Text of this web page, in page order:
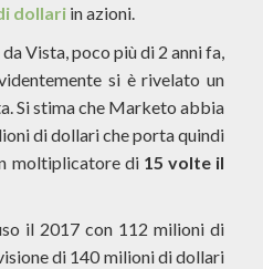
dollari in azioni.
Vista, poco più di 2 anni fa,
si è rivelato un
Si stima che Marketo abbia
di dollari che porta quindi
moltiplicatore di 15 volte il
il 2017 con 112 milioni di
di 140 milioni di dollari